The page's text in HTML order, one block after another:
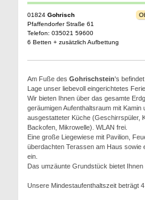
01824 Gohrisch
Pfaffendorfer Straße 61
Telefon: 035021 59600
6 Betten + zusätzlich Aufbettung
Am Fuße des Gohrischstein's
Lage unser liebevoll eingerichtetes
Wir bieten Ihnen über das gesamte
geräumigen Aufenthaltsraum mit Kamin
ausgestatteter Küche (Geschirrspüler,
Backofen, Mikrowelle). WLAN frei.
Eine große Liegewiese mit Pavilion,
überdachten Terassen am Haus sowie
ein.
Das umzäunte Grundstück bietet
Unsere Mindestaufenthaltszeit beträgt 4